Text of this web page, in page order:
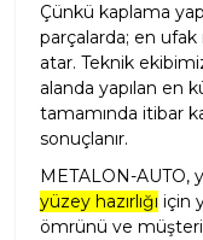
Çünkü kaplama
parçalarda; en ufak
atar. Teknik
alanda yapılan en
tamamında itibar
sonuçlanır.
METALON-AUTO,
yüzey hazırlığı için
ömrünü ve müşteri